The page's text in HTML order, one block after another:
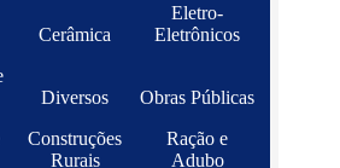
Cerâmica
Eletro-
Eletrônicos
Diversos
Obras Públicas
Construções
Rurais
Ração e
Adubo